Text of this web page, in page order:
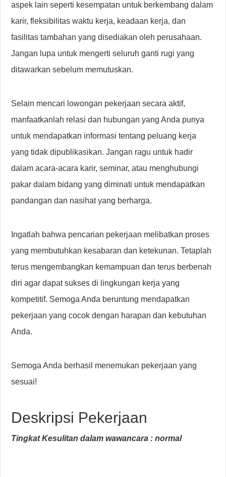
aspek lain seperti kesempatan untuk berkembang dalam
karir, fleksibilitas waktu kerja, keadaan kerja, dan
fasilitas tambahan yang disediakan oleh perusahaan.
Jangan lupa untuk mengerti seluruh ganti rugi yang
ditawarkan sebelum memutuskan.
Selain mencari lowongan pekerjaan secara aktif,
manfaatkanlah relasi dan hubungan yang Anda punya
untuk mendapatkan informasi tentang peluang kerja
yang tidak dipublikasikan. Jangan ragu untuk hadir
dalam acara-acara karir, seminar, atau menghubungi
pakar dalam bidang yang diminati untuk mendapatkan
pandangan dan nasihat yang berharga.
Ingatlah bahwa pencarian pekerjaan melibatkan proses
yang membutuhkan kesabaran dan ketekunan. Tetaplah
terus mengembangkan kemampuan dan terus berbenah
diri agar dapat sukses di lingkungan kerja yang
kompetitif. Semoga Anda beruntung mendapatkan
pekerjaan yang cocok dengan harapan dan kebutuhan
Anda.
Semoga Anda berhasil menemukan pekerjaan yang
sesuai!
Deskripsi Pekerjaan
Tingkat Kesulitan dalam wawancara : normal